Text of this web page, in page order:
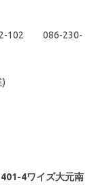
2-102 086-230-
4ワイズ大元南